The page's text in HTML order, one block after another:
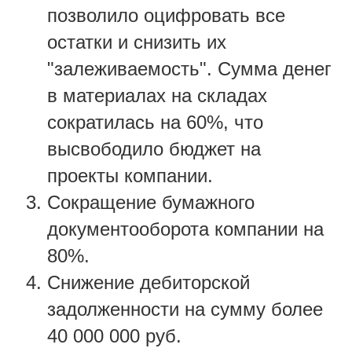
позволило оцифровать все
остатки и снизить их
"залеживаемость". Сумма денег
в материалах на складах
сократилась на 60%, что
высвободило бюджет на
проекты компании.
Сокращение бумажного
документооборота компании на
80%.
Снижение дебиторской
задолженности на сумму более
40 000 000 руб.